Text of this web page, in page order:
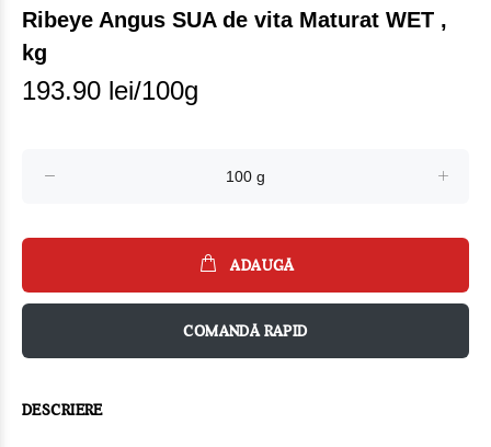
Ribeye Angus SUA de vita Maturat WET ,
kg
193.90 lei/100g
ADAUGĂ
COMANDĂ RAPID
DESCRIERE